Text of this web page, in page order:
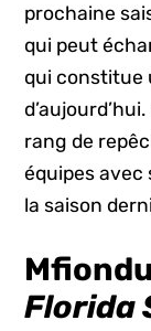
prochaine
qui peut
qui constitue
rang de
équipes avec
la saison
Florida